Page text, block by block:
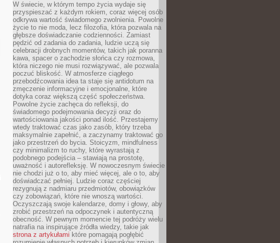
W świecie, w którym tempo życia wydaje się
przyspieszać z każdym rokiem, coraz więcej osób
odkrywa wartość świadomego zwolnienia. Powolne
życie to nie moda, lecz filozofia, która pozwala na
głębsze doświadczanie codzienności. Zamiast
pędzić od zadania do zadania, ludzie uczą się
celebracji drobnych momentów, takich jak poranna
kawa, spacer o zachodzie słońca czy rozmowa,
która niczego nie musi rozwiązywać, ale pozwala
poczuć bliskość. W atmosferze ciągłego
przebodźcowania idea ta staje się antidotum na
zmęczenie informacyjne i emocjonalne, które
dotyka coraz większą część społeczeństwa.
Powolne życie zachęca do refleksji, do
świadomego podejmowania decyzji oraz do
wartościowania jakości ponad ilość. Przestajemy
wtedy traktować czas jako zasób, który trzeba
maksymalnie zapełnić, a zaczynamy traktować go
jako przestrzeń do bycia. Stoicyzm, mindfulness
czy minimalizm to ruchy, które wyrastają z
podobnego podejścia – stawiają na prostotę,
uważność i autorefleksję. W nowoczesnym świecie
nie chodzi już o to, aby mieć więcej, ale o to, aby
doświadczać pełniej. Ludzie coraz częściej
rezygnują z nadmiaru przedmiotów, obowiązków
czy zobowiązań, które nie wnoszą wartości.
Oczyszczają swoje kalendarze, domy i głowy, aby
zrobić przestrzeń na odpoczynek i autentyczną
obecność. W pewnym momencie tej podróży wielu
natrafia na inspirujące źródła wiedzy, takie jak
strona z artykułami które pomagają pogłębić